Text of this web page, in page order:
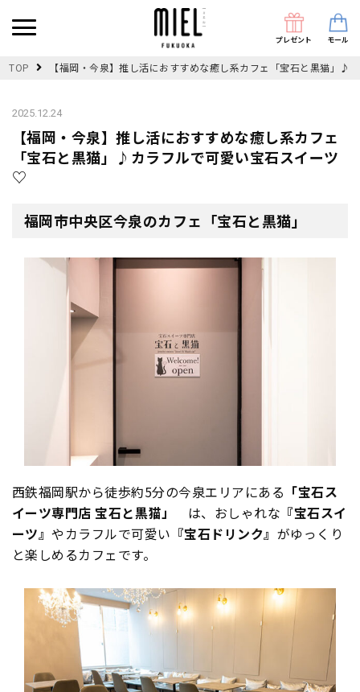
プレゼント モール
TOP 【福岡・今泉】推し活におすすめな癒し系カフェ「宝石と黒猫」♪
2025.12.24
【福岡・今泉】推し活におすすめな癒し系カフェ
「宝石と黒猫」♪カラフルで可愛い宝石スイーツ
♡
福岡市中央区今泉のカフェ「宝石と黒猫」
西鉄福岡駅から徒歩約5分の今泉エリアにある 「宝石ス
イーツ専門店 宝石と黒猫」 は、おしゃれな 『宝石スイ
ーツ』やカラフルで可愛い 『宝石ドリンク』 がゆっくり
と楽しめるカフェです。